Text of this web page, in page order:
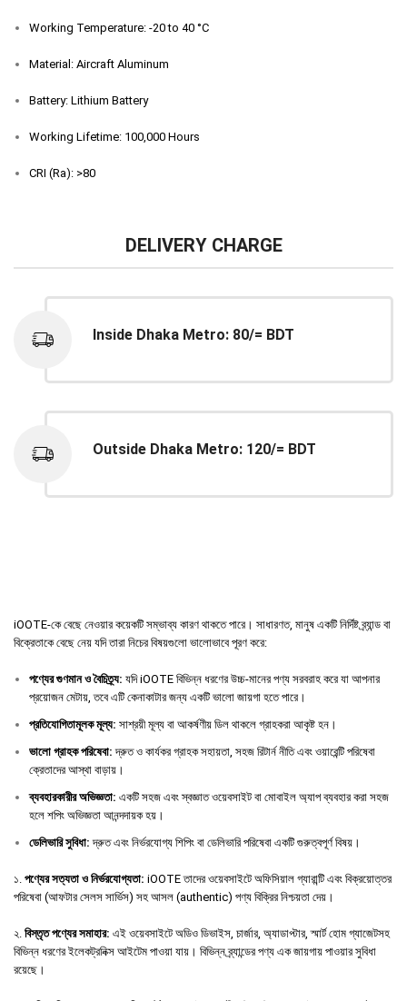
Working Temperature: -20 to 40 °C
Material: Aircraft Aluminum
Battery: Lithium Battery
Working Lifetime: 100,000 Hours
CRI (Ra): >80
DELIVERY CHARGE
Inside Dhaka Metro: 80/= BDT
Outside Dhaka Metro: 120/= BDT
iOOTE-কে বেছে নেওয়ার কয়েকটি সম্ভাব্য কারণ থাকতে পারে। সাধারণত, মানুষ একটি নির্দিষ্ট ব্র্যান্ড বা
বিক্রেতাকে বেছে নেয় যদি তারা নিচের বিষয়গুলো ভালোভাবে পূরণ করে:
পণ্যের গুণমান ও বৈচিত্র্য: যদি iOOTE বিভিন্ন ধরণের উচ্চ-মানের পণ্য সরবরাহ করে যা আপনার
প্রয়োজন মেটায়, তবে এটি কেনাকাটার জন্য একটি ভালো জায়গা হতে পারে।
প্রতিযোগিতামূলক মূল্য: সাশ্রয়ী মূল্য বা আকর্ষণীয় ডিল থাকলে গ্রাহকরা আকৃষ্ট হন।
ভালো গ্রাহক পরিষেবা: দ্রুত ও কার্যকর গ্রাহক সহায়তা, সহজ রিটার্ন নীতি এবং ওয়ারেন্টি পরিষেবা
ক্রেতাদের আস্থা বাড়ায়।
ব্যবহারকারীর অভিজ্ঞতা: একটি সহজ এবং স্বজ্ঞাত ওয়েবসাইট বা মোবাইল অ্যাপ ব্যবহার করা সহজ
হলে শপিং অভিজ্ঞতা আনন্দদায়ক হয়।
ডেলিভারি সুবিধা: দ্রুত এবং নির্ভরযোগ্য শিপিং বা ডেলিভারি পরিষেবা একটি গুরুত্বপূর্ণ বিষয়।
১. পণ্যের সত্যতা ও নির্ভরযোগ্যতা: iOOTE তাদের ওয়েবসাইটে অফিসিয়াল গ্যারান্টি এবং বিক্রয়োত্তর
পরিষেবা (আফটার সেলস সার্ভিস) সহ আসল (authentic) পণ্য বিক্রির নিশ্চয়তা দেয়।
২. বিস্তৃত পণ্যের সমাহার: এই ওয়েবসাইটে অডিও ডিভাইস, চার্জার, অ্যাডাপ্টার, স্মার্ট হোম গ্যাজেটসহ
বিভিন্ন ধরণের ইলেকট্রনিক্স আইটেম পাওয়া যায়। বিভিন্ন ব্র্যান্ডের পণ্য এক জায়গায় পাওয়ার সুবিধা
রয়েছে।